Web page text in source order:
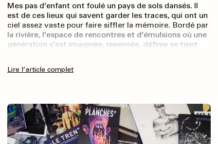
Mes pas d’enfant ont foulé un pays de sols dansés. Il
est de ces lieux qui savent garder les traces, qui ont un
ciel assez vaste pour faire siffler la mémoire. Bordé par
la rivière, l’espace de rencontres et d’émulsions où une
génération s’est imaginée, repensée, définie se tient
Art déco, résiste au passage du temps, veillé par
traversée intemporelle. Borduas y a vécu, et sa pensée
résonne encore.
Lire l’article complet